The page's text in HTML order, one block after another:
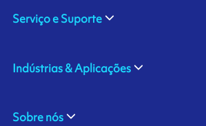
Serviço e Suporte
Indústrias & Aplicações
Sobre nós